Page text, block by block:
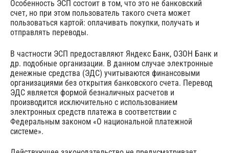
Особенность ЭСП состоит в том, что это не банковский
счет, но при этом пользователь такого счета может
пользоваться картой: оплачивать покупки, получать и
отправлять переводы.
В частности ЭСП предоставляют Яндекс Банк, ОЗОН Банк и
др. подобные организации. В данном случае электронные
денежные средства (ЭДС) учитываются финансовыми
организациями без открытия банковского счета. Перевод
ЭДС является формой безналичных расчетов и
производится исключительно с использованием
электронных средств платежа в соответствии с
Федеральным законом «О национальной платежной
системе».